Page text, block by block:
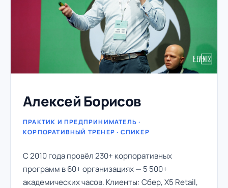
Алексей Борисов
ПРАКТИК И ПРЕДПРИНИМАТЕЛЬ ·
КОРПОРАТИВНЫЙ ТРЕНЕР · СПИКЕР
С 2010 года провёл 230+ корпоративных
программ в 60+ организациях — 5 500+
академических часов. Клиенты: Сбер, X5 Retail,